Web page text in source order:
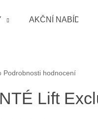
AKČNÍ NABÍDKA
produktu je 0,0 z 5
Podrobnosti hodnocení
Lift